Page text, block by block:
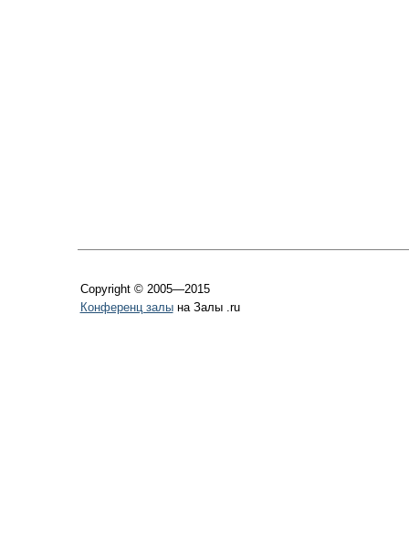
Copyright © 2005—2015
Конференц залына Залы .ru